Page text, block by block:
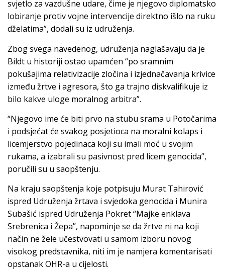
svjetlo za vazdušne udare, čime je njegovo diplomatsko
lobiranje protiv vojne intervencije direktno išlo na ruku
dželatima”, dodali su iz udruženja.
Zbog svega navedenog, udruženja naglašavaju da je
Bildt u historiji ostao upamćen “po sramnim
pokušajima relativizacije zločina i izjednačavanja krivice
između žrtve i agresora, što ga trajno diskvalifikuje iz
bilo kakve uloge moralnog arbitra”.
“Njegovo ime će biti prvo na stubu srama u Potočarima
i podsjećat će svakog posjetioca na moralni kolaps i
licemjerstvo pojedinaca koji su imali moć u svojim
rukama, a izabrali su pasivnost pred licem genocida”,
poručili su u saopštenju.
Na kraju saopštenja koje potpisuju Murat Tahirović
ispred Udruženja žrtava i svjedoka genocida i Munira
Subašić ispred Udruženja Pokret “Majke enklava
Srebrenica i Žepa”, napominje se da žrtve ni na koji
način ne žele učestvovati u samom izboru novog
visokog predstavnika, niti im je namjera komentarisati
opstanak OHR-a u cijelosti.